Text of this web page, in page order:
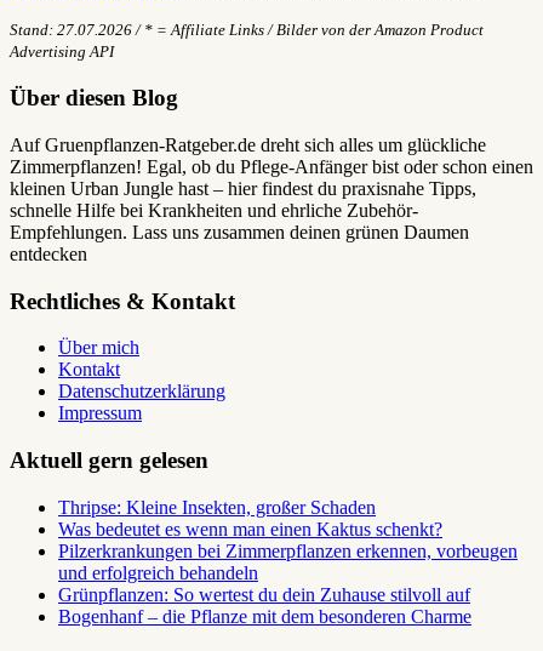
Stand: 27.07.2026 / * = Affiliate Links / Bilder von der Amazon Product
Advertising API
Über diesen Blog
Auf Gruenpflanzen-Ratgeber.de dreht sich alles um glückliche
Zimmerpflanzen! Egal, ob du Pflege-Anfänger bist oder schon einen
kleinen Urban Jungle hast – hier findest du praxisnahe Tipps,
schnelle Hilfe bei Krankheiten und ehrliche Zubehör-
Empfehlungen. Lass uns zusammen deinen grünen Daumen
entdecken
Rechtliches & Kontakt
Über mich
Kontakt
Datenschutzerklärung
Impressum
Aktuell gern gelesen
Thripse: Kleine Insekten, großer Schaden
Was bedeutet es wenn man einen Kaktus schenkt?
Pilzerkrankungen bei Zimmerpflanzen erkennen, vorbeugen
und erfolgreich behandeln
Grünpflanzen: So wertest du dein Zuhause stilvoll auf
Bogenhanf – die Pflanze mit dem besonderen Charme